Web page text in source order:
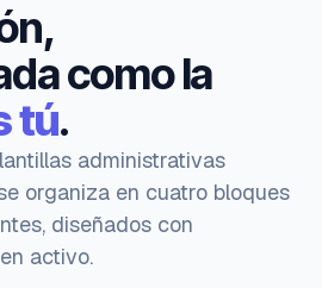
como la
tú.
administrativas
organiza en cuatro bloques
diseñados con
activo.